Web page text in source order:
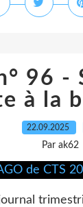
96 -
à la
22.09.2025
Par ak62